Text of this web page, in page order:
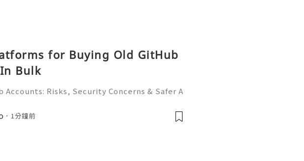
for Buying Old GitHub
Bulk
Accounts: Risks, Security Concerns & Safer A
📲✨💎🌐🚀⭐ WhatsApp: +1 (506) 541-7768 ✈️
@usadigitalh
1分鐘前